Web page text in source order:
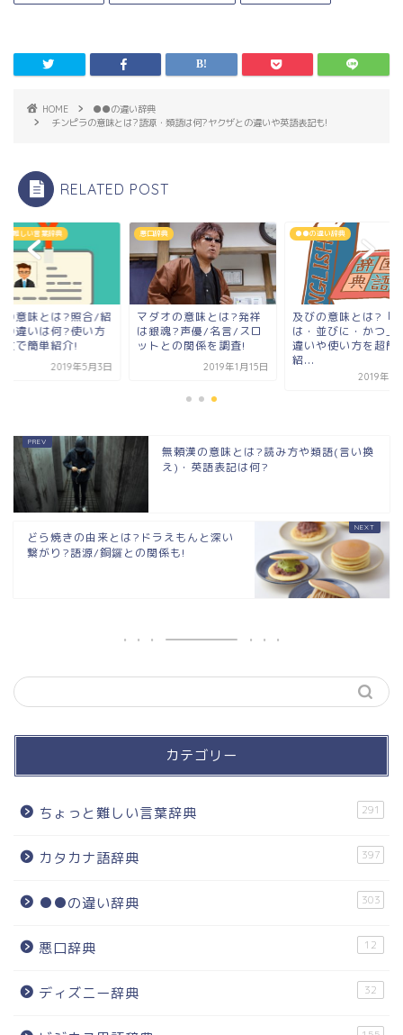
HOME
●●の違い辞典
チンピラの意味とは?語源・類語は何?ヤクザとの違いや英語表記も!
RELATED POST
と難しい言葉辞典
の意味とは?照合/紹
の違いは何?使い方
文で簡単紹介!
2019年5月3日
悪口辞典
マダオの意味とは?発祥
は銀魂?声優/名言/スロ
ットとの関係を調査!
2019年1月15日
●●の違い辞典
及びの意味とは?「
は・並びに・かつ」
違いや使い方を超簡
紹...
2019年3
無頼漢の意味とは?読み方や類語(言い換
え)・英語表記は何?
どら焼きの由来とは?ドラえもんと深い
繋がり?語源/銅鑼との関係も!
カテゴリー
ちょっと難しい言葉辞典 291
カタカナ語辞典 397
●●の違い辞典 303
悪口辞典 12
ディズニー辞典 32